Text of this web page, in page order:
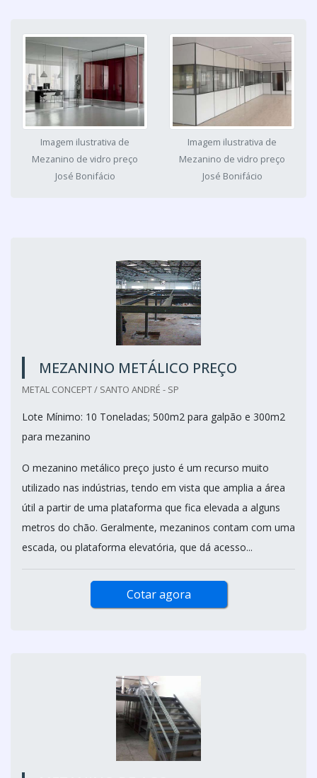
Imagem ilustrativa de
Mezanino de vidro preço
José Bonifácio
Imagem ilustrativa de
Mezanino de vidro preço
José Bonifácio
MEZANINO METÁLICO PREÇO
METAL CONCEPT / SANTO ANDRÉ - SP
Lote Mínimo: 10 Toneladas; 500m2 para galpão e 300m2
para mezanino
O mezanino metálico preço justo é um recurso muito
utilizado nas indústrias, tendo em vista que amplia a área
útil a partir de uma plataforma que fica elevada a alguns
metros do chão. Geralmente, mezaninos contam com uma
escada, ou plataforma elevatória, que dá acesso...
Cotar agora